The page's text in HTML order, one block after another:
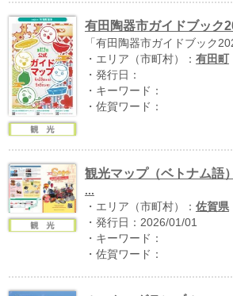
有田陶器市ガイドブック
「有田陶器市ガイドブック
・エリア（市町村）： 有田町
・発行日：
・キーワード：
・佐賀ワード：
観光マップ（ベトナム語）
...
・エリア（市町村）： 佐賀県
・発行日：2026/01/01
・キーワード：
・佐賀ワード：
運営：福博印刷
運営会社
ご利用ガイド
よくある質問